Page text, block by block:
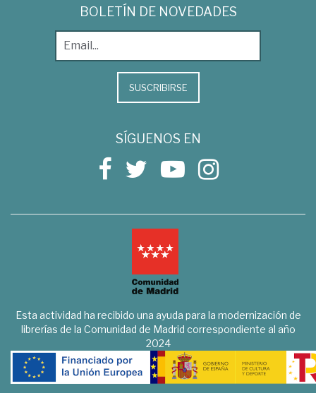
BOLETÍN DE NOVEDADES
SUSCRIBIRSE
SÍGUENOS EN
Esta actividad ha recibido una ayuda para la modernización de
librerías de la Comunidad de Madrid correspondiente al año
2024